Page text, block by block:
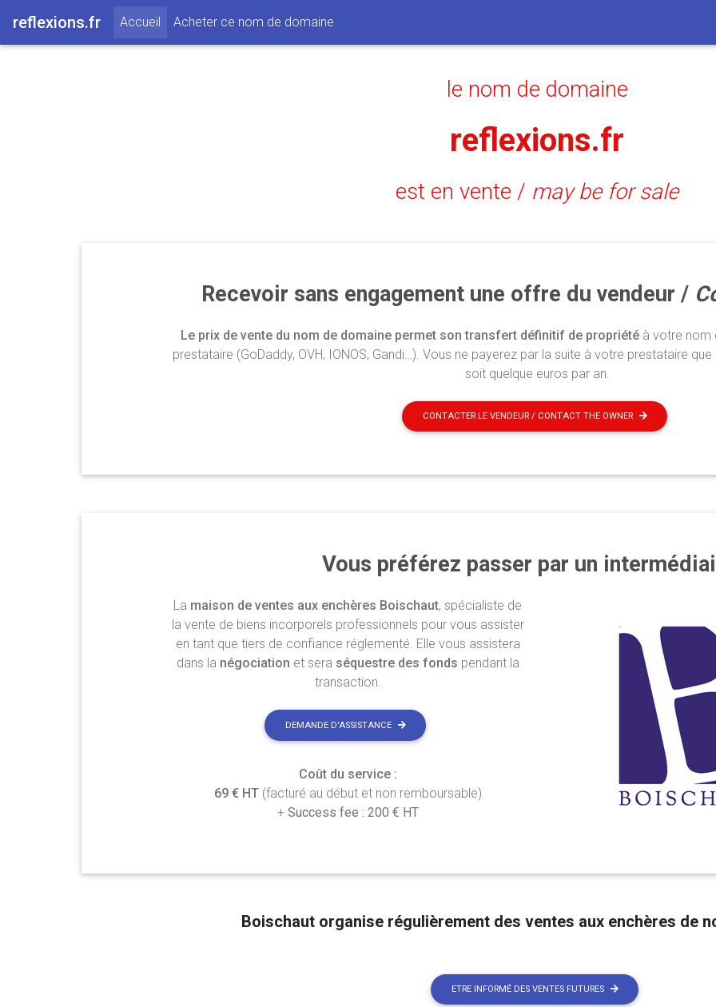
reflexions.fr Accueil (current)
Acheter ce nom de domaine
le nom de domaine
reflexions.fr
est en vente / may be for sale
Recevoir sans engagement une offre du vendeur /
Le prix de vente du nom de domaine permet son transfert définitif de propriétéà votre nom
prestataire (GoDaddy, OVH, IONOS, Gandi…). Vous ne payerez par la suite à votre prestataire
soit quelque euros par an.
CONTACTER LE VENDEUR / CONTACT THE OWNER
Vous préférez passer par un
La maison de ventes aux enchères Boischaut, spécialiste de
la vente de biens incorporels professionnels pour vous assister
en tant que tiers de confiance réglementé. Elle vous assistera
dans la négociation et sera séquestre des fonds pendant la
transaction.
DEMANDE D'ASSISTANCE
Coût du service :
69 € HT(facturé au début et non remboursable)
+ Success fee : 200 € HT
Boischaut organise régulièrement des ventes aux enchères de
ETRE INFORMÉ DES VENTES FUTURES